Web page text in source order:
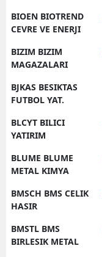
BIOEN BIOTREND
CEVRE VE ENERJI
BIZIM BIZIM
MAGAZALARI
BJKAS BESIKTAS
FUTBOL YAT.
BLCYT BILICI
YATIRIM
BLUME BLUME
METAL KIMYA
BMSCH BMS CELIK
HASIR
BMSTL BMS
BIRLESIK METAL